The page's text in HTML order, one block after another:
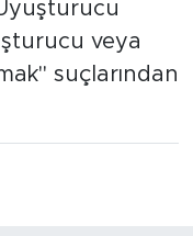
veya
suçlarından